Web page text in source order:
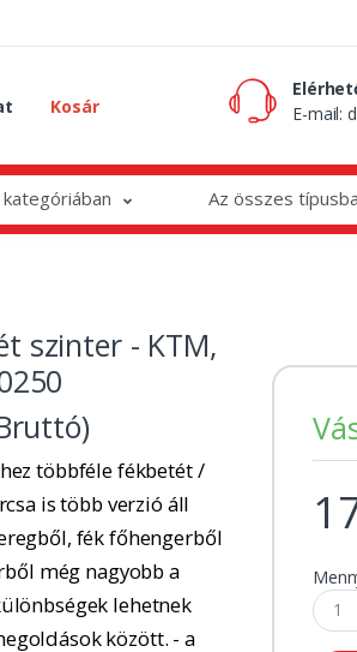
Kosár
E-mail:
Az összes
szinter - KTM,
többféle fékbetét /
is több verzió áll
fék főhengerből
még nagyobb a
lehetnek
között. - a